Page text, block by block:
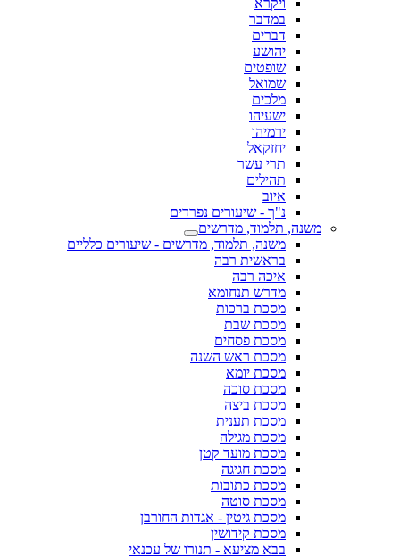
ויקרא
במדבר
דברים
יהושע
שופטים
שמואל
מלכים
ישעיהו
ירמיהו
יחזקאל
תרי עשר
תהילים
איוב
נ"ך - שיעורים נפרדים
משנה, תלמוד, מדרשים
משנה, תלמוד, מדרשים - שיעורים כלליים
בראשית רבה
איכה רבה
מדרש תנחומא
מסכת ברכות
מסכת שבת
מסכת פסחים
מסכת ראש השנה
מסכת יומא
מסכת סוכה
מסכת ביצה
מסכת תענית
מסכת מגילה
מסכת מועד קטן
מסכת חגיגה
מסכת כתובות
מסכת סוטה
מסכת גיטין - אגדות החורבן
מסכת קידושין
בבא מציעא - תנורו של עכנאי